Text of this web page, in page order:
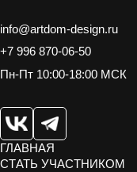
info@artdom-design.ru
+7 996 870-06-50
Пн-Пт 10:00-18:00 МСК
ГЛАВНАЯ
СТАТЬ УЧАСТНИКОМ